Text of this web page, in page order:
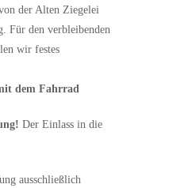
der Alten Ziegelei
Für den verbleibenden
wir festes
dem Fahrrad
Der Einlass in die
ausschließlich